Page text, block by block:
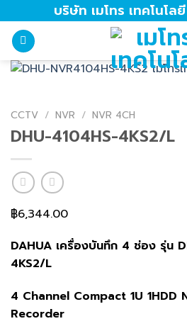
to
content
บริษัท เมโทร เทคโนโล
CCTV / NVR / NVR 4CH
DHU-4104HS-4KS2/L
฿6,344.00
DAHUA เครื่องบันทึก 4 ช่อง รุ่น
4KS2/L
4 Channel Compact 1U 1HDD
Recorder